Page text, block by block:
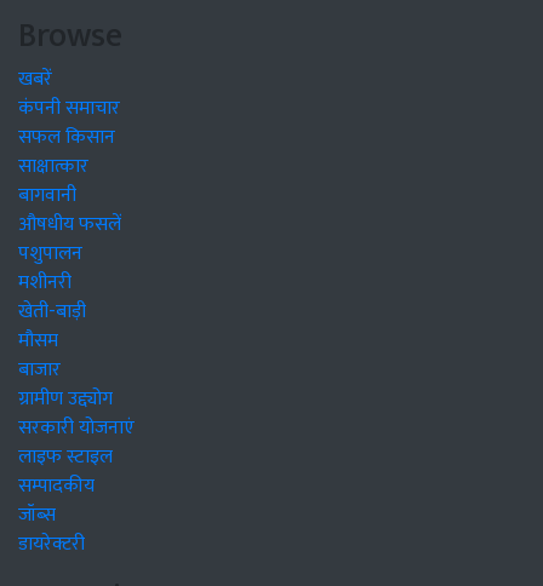
Browse
खबरें
कंपनी समाचार
सफल किसान
साक्षात्कार
बागवानी
औषधीय फसलें
पशुपालन
मशीनरी
खेती-बाड़ी
मौसम
बाजार
ग्रामीण उद्द्योग
सरकारी योजनाएं
लाइफ स्टाइल
सम्पादकीय
जॉब्स
डायरेक्टरी